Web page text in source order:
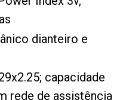
dianteiro e
capacidade
rede de assistência